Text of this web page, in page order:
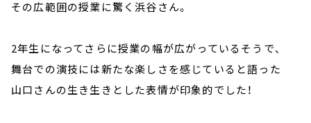
その広範囲の授業に驚く浜谷さん。
2年生になってさらに授業の幅が広がっているそうで、
舞台での演技には新たな楽しさを感じていると語った
山口さんの生き生きとした表情が印象的でした！